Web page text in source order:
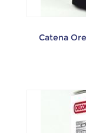
Catena